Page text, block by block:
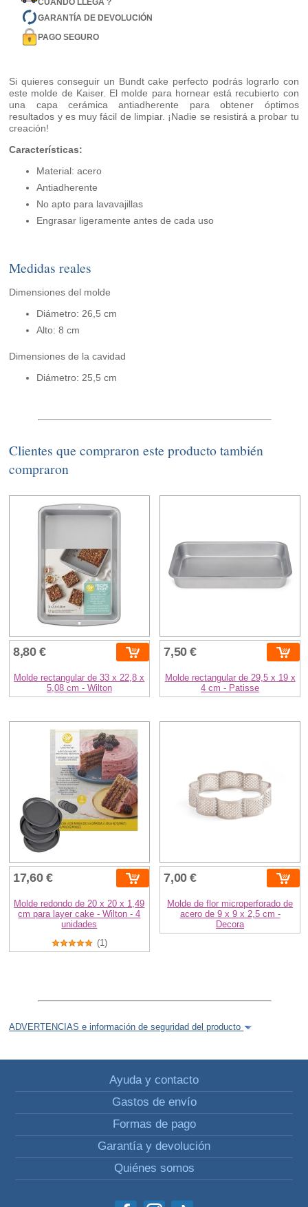
CUÁNDO LLEGA ?
GARANTÍA DE DEVOLUCIÓN
PAGO SEGURO
Si quieres conseguir un Bundt cake perfecto podrás lograrlo con
este molde de Kaiser. El molde para hornear está recubierto con
una capa cerámica antiadherente para obtener óptimos
resultados y es muy fácil de limpiar. ¡Nadie se resistirá a probar tu
creación!
Características:
Material: acero
Antiadherente
No apto para lavavajillas
Engrasar ligeramente antes de cada uso
Medidas reales
Dimensiones del molde
Diámetro: 26,5 cm
Alto: 8 cm
Dimensiones de la cavidad
Diámetro: 25,5 cm
Clientes que compraron este producto también
compraron
8,80 €
Molde rectangular de 33 x 22,8 x
5,08 cm - Wilton
7,50 €
Molde rectangular de 29,5 x 19 x
4 cm - Patisse
17,60 €
Molde redondo de 20 x 20 x 1,49
cm para layer cake - Wilton - 4
unidades
(1)
7,00 €
Molde de flor microperforado de
acero de 9 x 9 x 2,5 cm -
Decora
ADVERTENCIAS e información de seguridad del producto
Ayuda y contacto
Gastos de envío
Formas de pago
Garantía y devolución
Quiénes somos